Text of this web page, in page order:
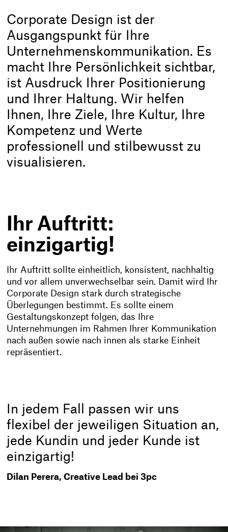
Corporate Design ist der
Ausgangspunkt für Ihre
Unternehmenskommunikation. Es
macht Ihre Persönlichkeit sichtbar,
ist Ausdruck Ihrer Positionierung
und Ihrer Haltung. Wir helfen
Ihnen, Ihre Ziele, Ihre Kultur, Ihre
Kompetenz und Werte
professionell und stilbewusst zu
visualisieren.
Ihr Auftritt:
einzigartig!
Ihr Auftritt sollte einheitlich, konsistent, nachhaltig
und vor allem unverwechselbar sein. Damit wird Ihr
Corporate Design stark durch strategische
Überlegungen bestimmt. Es sollte einem
Gestaltungskonzept folgen, das Ihre
Unternehmungen im Rahmen Ihrer Kommunikation
nach außen sowie nach innen als starke Einheit
repräsentiert.
In jedem Fall passen wir uns
flexibel der jeweiligen Situation an,
jede Kundin und jeder Kunde ist
einzigartig!
Dilan Perera, Creative Lead bei 3pc